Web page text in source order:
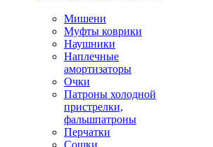
Мишени
Муфты коврики
Наушники
Наплечные
амортизаторы
Очки
Патроны холодной
пристрелки,
фальшпатроны
Перчатки
Сошки